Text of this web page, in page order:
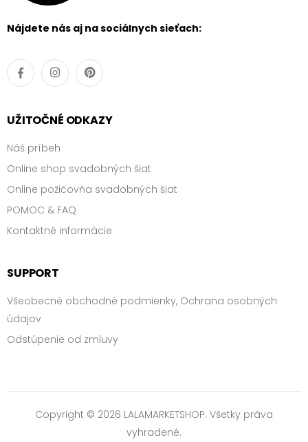
Nájdete nás aj na sociálnych sieťach:
UŽITOČNÉ ODKAZY
Náš príbeh
Online shop svadobných šiat
Online požičovňa svadobných šiat
POMOC & FAQ
Kontaktné informácie
SUPPORT
Všeobecné obchodné podmienky, Ochrana osobných
údajov
Odstúpenie od zmluvy
Copyright © 2026 LALAMARKETSHOP. Všetky práva
vyhradené.